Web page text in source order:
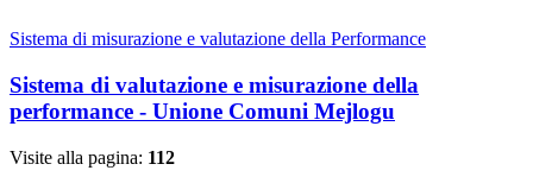
Sistema di misurazione e valutazione della Performance
Sistema di valutazione e misurazione della
performance - Unione Comuni Mejlogu
Visite alla pagina: 112